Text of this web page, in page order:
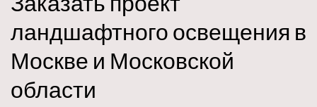
ландшафтного освещения в
Москве и Московской
области